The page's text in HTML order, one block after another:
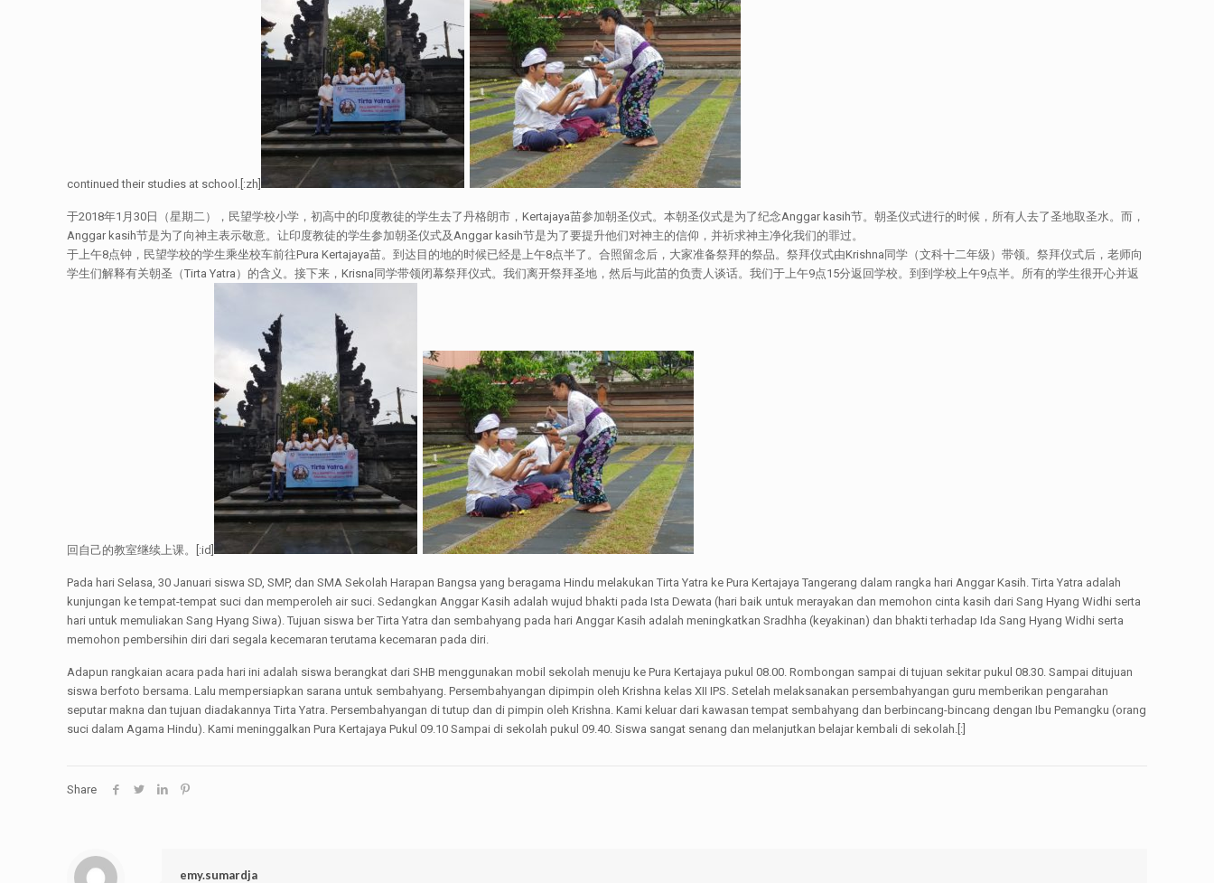
continued their studies at school.[:zh]
于2018年1月30日（星期二），民望学校小学，初高中的印度教徒的学生去了丹格朗市，Kertajaya苗参加朝圣仪式。本朝圣仪式是为了纪念Anggar kasih节。朝圣仪式进行的时候，所有人去了圣地取圣水。而，
Anggar kasih节是为了向神主表示敬意。让印度教徒的学生参加朝圣仪式及Anggar kasih节是为了要提升他们对神主的信仰，并祈求神主净化我们的罪过。
于上午8点钟，民望学校的学生乘坐校车前往Pura Kertajaya苗。到达目的地的时候已经是上午8点半了。合照留念后，大家准备祭拜的祭品。祭拜仪式由Krishna同学（文科十二年级）带领。祭拜仪式后，老师向
学生们解释有关朝圣（Tirta Yatra）的含义。接下来，Krisna同学带领闭幕祭拜仪式。我们离开祭拜圣地，然后与此苗的负责人谈话。我们于上午9点15分返回学校。到到学校上午9点半。所有的学生很开心并返
回自己的教室继续上课。[:id]
Pada hari Selasa, 30 Januari siswa SD, SMP, dan SMA Sekolah Harapan Bangsa yang beragama Hindu melakukan Tirta Yatra ke Pura Kertajaya Tangerang dalam rangka hari Anggar Kasih. Tirta Yatra adalah
kunjungan ke tempat-tempat suci dan memperoleh air suci. Sedangkan Anggar Kasih adalah wujud bhakti pada Ista Dewata (hari baik untuk merayakan dan memohon cinta kasih dari Sang Hyang Widhi serta
hari untuk memuliakan Sang Hyang Siwa). Tujuan siswa ber Tirta Yatra dan sembahyang pada hari Anggar Kasih adalah meningkatkan Sradhha (keyakinan) dan bhakti terhadap Ida Sang Hyang Widhi serta
memohon pembersihin diri dari segala kecemaran terutama kecemaran pada diri.
Adapun rangkaian acara pada hari ini adalah siswa berangkat dari SHB menggunakan mobil sekolah menuju ke Pura Kertajaya pukul 08.00. Rombongan sampai di tujuan sekitar pukul 08.30. Sampai ditujuan
siswa berfoto bersama. Lalu mempersiapkan sarana untuk sembahyang. Persembahyangan dipimpin oleh Krishna kelas XII IPS. Setelah melaksanakan persembahyangan guru memberikan pengarahan
seputar makna dan tujuan diadakannya Tirta Yatra. Persembahyangan di tutup dan di pimpin oleh Krishna. Kami keluar dari kawasan tempat sembahyang dan berbincang-bincang dengan Ibu Pemangku (orang
suci dalam Agama Hindu). Kami meninggalkan Pura Kertajaya Pukul 09.10 Sampai di sekolah pukul 09.40. Siswa sangat senang dan melanjutkan belajar kembali di sekolah.[:]
Share
emy.sumardja